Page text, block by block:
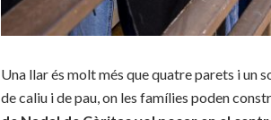
Una llar és molt més que quatre parets i un
de caliu i de pau, on les famílies poden